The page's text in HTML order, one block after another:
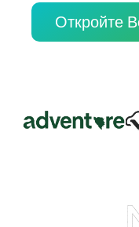
Откройте